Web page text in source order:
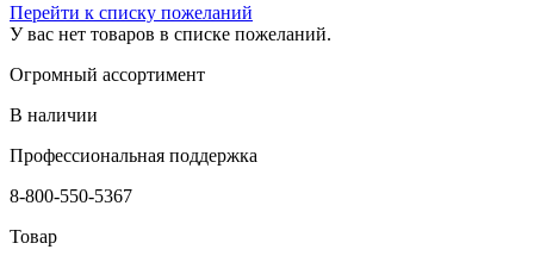
Перейти к списку пожеланий
У вас нет товаров в списке пожеланий.
Огромный ассортимент
В наличии
Профессиональная поддержка
8-800-550-5367
Товар